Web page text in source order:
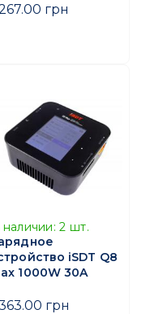
грн
2 шт.
iSDT Q8
1000W 30A
грн